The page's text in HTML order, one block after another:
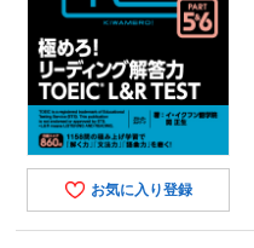
お気に入り登録